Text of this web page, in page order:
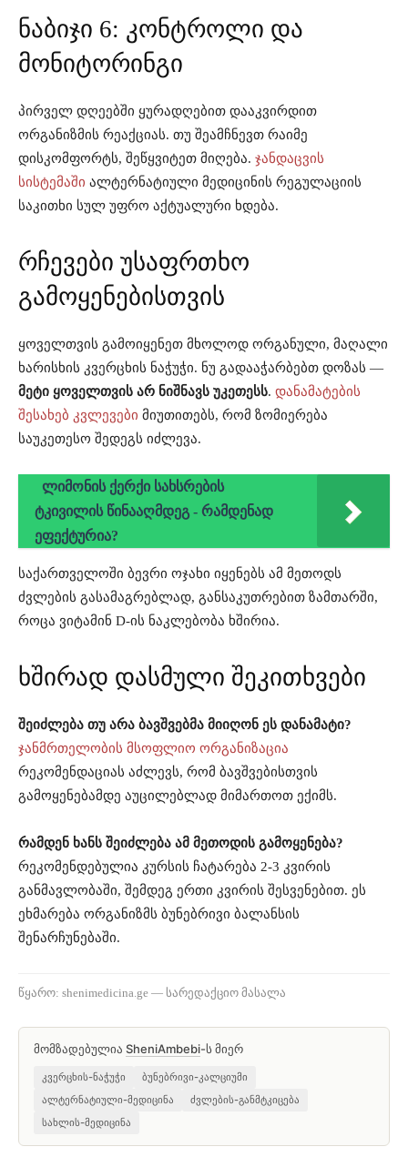
ნაბიჯი 6: კონტროლი და
მონიტორინგი
პირველ დღეებში ყურადღებით დააკვირდით
ორგანიზმის რეაქციას. თუ შეამჩნევთ რაიმე
დისკომფორტს, შეწყვიტეთ მიღება. ჯანდაცვის
სისტემაში ალტერნატიული მედიცინის რეგულაციის
საკითხი სულ უფრო აქტუალური ხდება.
რჩევები უსაფრთხო
გამოყენებისთვის
ყოველთვის გამოიყენეთ მხოლოდ ორგანული, მაღალი
ხარისხის კვერცხის ნაჭუჭი. ნუ გადააჭარბებთ დოზას —
მეტი ყოველთვის არ ნიშნავს უკეთესს. დანამატების
შესახებ კვლევები მიუთითებს, რომ ზომიერება
საუკეთესო შედეგს იძლევა.
ლიმონის ქერქი სახსრების
ტკივილის წინააღმდეგ - რამდენად
ეფექტურია?
საქართველოში ბევრი ოჯახი იყენებს ამ მეთოდს
ძვლების გასამაგრებლად, განსაკუთრებით ზამთარში,
როცა ვიტამინ D-ის ნაკლებობა ხშირია.
ხშირად დასმული შეკითხვები
შეიძლება თუ არა ბავშვებმა მიიღონ ეს დანამატი?
ჯანმრთელობის მსოფლიო ორგანიზაცია
რეკომენდაციას აძლევს, რომ ბავშვებისთვის
გამოყენებამდე აუცილებლად მიმართოთ ექიმს.
რამდენ ხანს შეიძლება ამ მეთოდის გამოყენება?
რეკომენდებულია კურსის ჩატარება 2-3 კვირის
განმავლობაში, შემდეგ ერთი კვირის შესვენებით. ეს
ეხმარება ორგანიზმს ბუნებრივი ბალანსის
შენარჩუნებაში.
წყარო: shenimedicina.ge — სარედაქციო მასალა
მომზადებულია SheniAmbebi-ს მიერ
კვერცხის-ნაჭუჭი
ბუნებრივი-კალციუმი
ალტერნატიული-მედიცინა
ძვლების-განმტკიცება
სახლის-მედიცინა